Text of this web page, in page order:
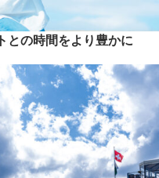
との時間をより豊かに